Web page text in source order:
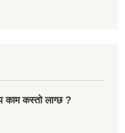
काम कस्तो लाग्छ ?